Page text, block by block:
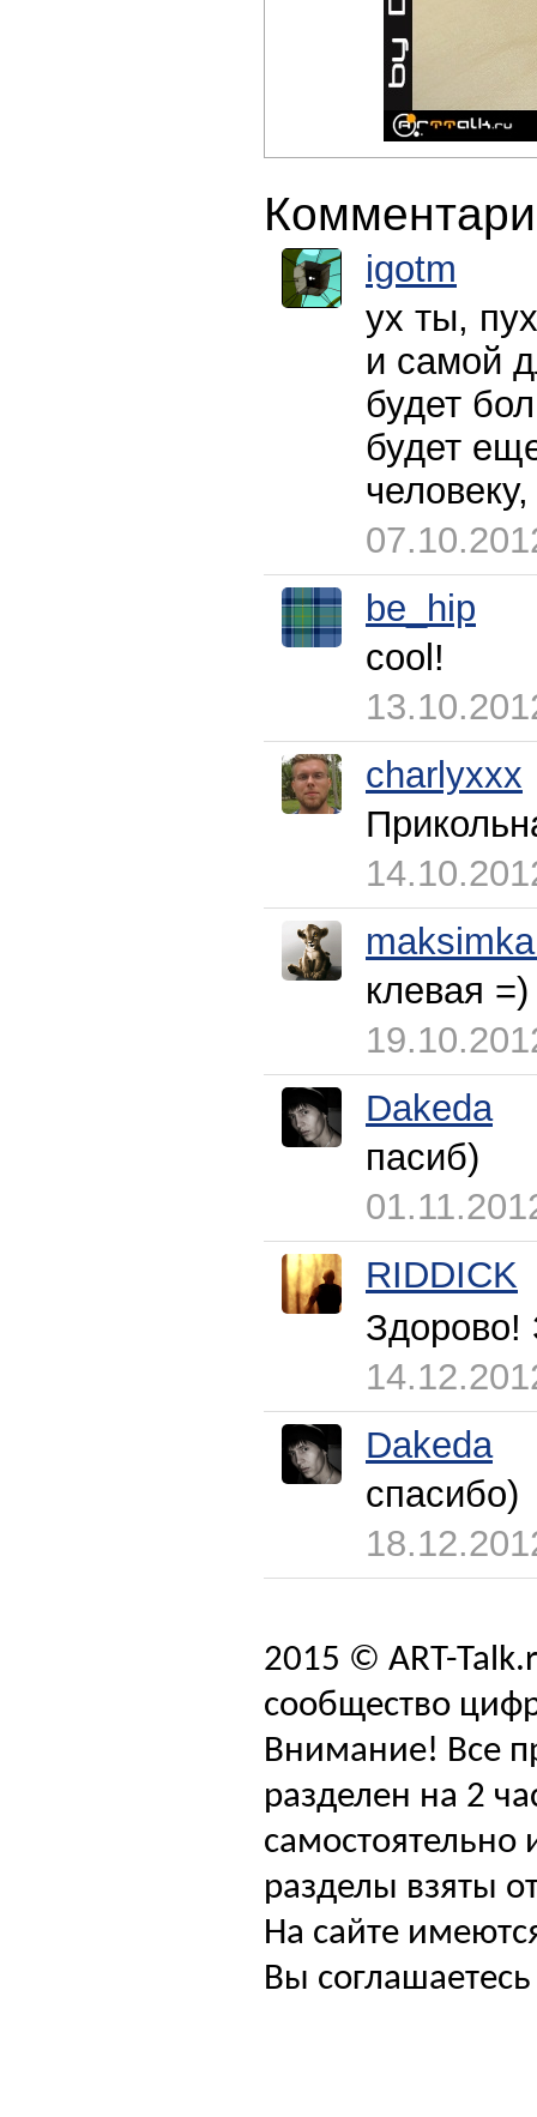
igotm
ух ты,
и самой
будет
будет
be_hip
cool!
charlyxxx
клевая =)
Dakeda
пасиб)
RIDDICK
Dakeda
спасибо)
2015 © ART-
сообщество
Внимание! Все
разделен на 2
самостоятельно
разделы взяты
На сайте
Вы